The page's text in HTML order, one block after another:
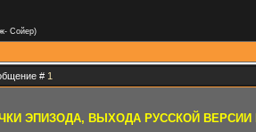
Сойер)
# 1
ЭПИЗОДА, ВЫХОДА РУССКОЙ ВЕРСИИ